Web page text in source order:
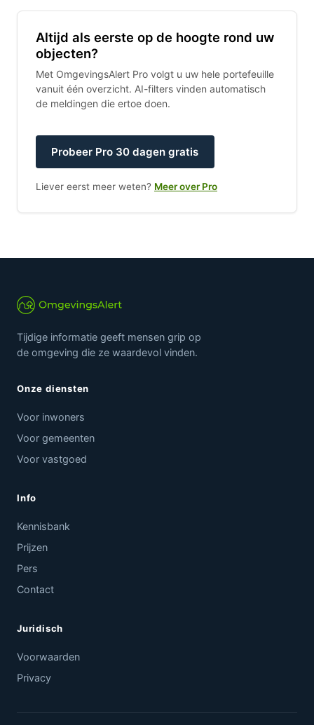
Altijd als eerste op de hoogte rond uw
objecten?
Met OmgevingsAlert Pro volgt u uw hele portefeuille
vanuit één overzicht. AI-filters vinden automatisch
de meldingen die ertoe doen.
Probeer Pro 30 dagen gratis
Liever eerst meer weten? Meer over Pro
Tijdige informatie geeft mensen grip op
de omgeving die ze waardevol vinden.
Onze diensten
Voor inwoners
Voor gemeenten
Voor vastgoed
Info
Kennisbank
Prijzen
Pers
Contact
Juridisch
Voorwaarden
Privacy